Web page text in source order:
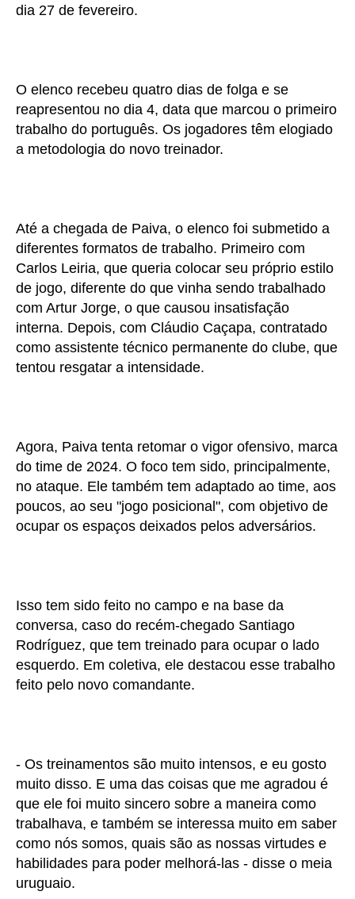
dia 27 de fevereiro.
O elenco recebeu quatro dias de folga e se
reapresentou no dia 4, data que marcou o primeiro
trabalho do português. Os jogadores têm elogiado
a metodologia do novo treinador.
Até a chegada de Paiva, o elenco foi submetido a
diferentes formatos de trabalho. Primeiro com
Carlos Leiria, que queria colocar seu próprio estilo
de jogo, diferente do que vinha sendo trabalhado
com Artur Jorge, o que causou insatisfação
interna. Depois, com Cláudio Caçapa, contratado
como assistente técnico permanente do clube, que
tentou resgatar a intensidade.
Agora, Paiva tenta retomar o vigor ofensivo, marca
do time de 2024. O foco tem sido, principalmente,
no ataque. Ele também tem adaptado ao time, aos
poucos, ao seu "jogo posicional", com objetivo de
ocupar os espaços deixados pelos adversários.
Isso tem sido feito no campo e na base da
conversa, caso do recém-chegado Santiago
Rodríguez, que tem treinado para ocupar o lado
esquerdo. Em coletiva, ele destacou esse trabalho
feito pelo novo comandante.
- Os treinamentos são muito intensos, e eu gosto
muito disso. E uma das coisas que me agradou é
que ele foi muito sincero sobre a maneira como
trabalhava, e também se interessa muito em saber
como nós somos, quais são as nossas virtudes e
habilidades para poder melhorá-las - disse o meia
uruguaio.